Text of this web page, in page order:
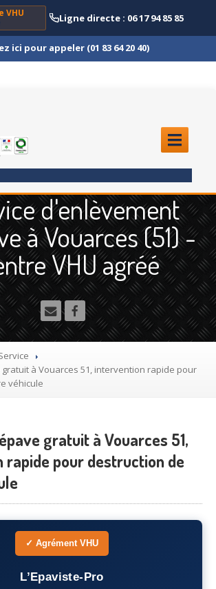
VHU
Ligne directe : 06 17 94 85 85
ici pour appeler (01 83 64 20 40)
Moto
et Poids Lourd
agrée VHU gratuit
casse sa voiture
voiture usagée gratuit
de voiture agréé
Gratuit
accidentée
d'enlèvement
à Vouarces (51) -
VHU agréé
à Vouarces 51, intervention rapide pour
véhicule
épave gratuit à Vouarces 51,
rapide pour destruction de
✓ Agrément VHU
L’Epaviste-Pro